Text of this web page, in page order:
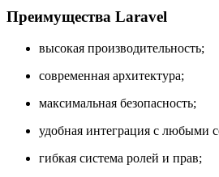
Преимущества Laravel
высокая производительность;
современная архитектура;
максимальная безопасность;
удобная интеграция с любыми
гибкая система ролей и прав;